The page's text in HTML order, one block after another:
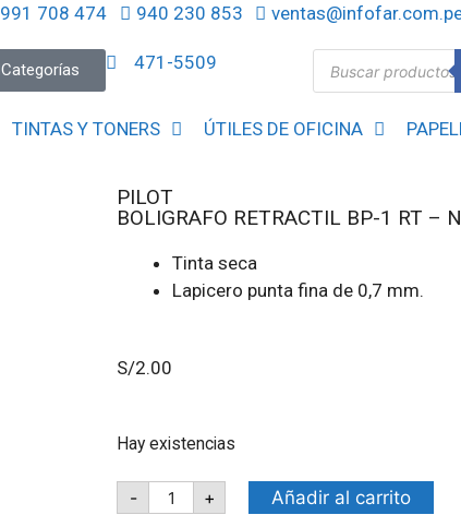
991 708 474 940 230 853
Categorías 471-5509
TINTAS Y TONERS ÚTILES DE OFICINA
PILOT
BOLIGRAFO RETRACTIL BP-1 RT –
Tinta seca
Lapicero punta fina de 0,7 mm.
S/2.00
Hay existencias
- + Añadir al carrito